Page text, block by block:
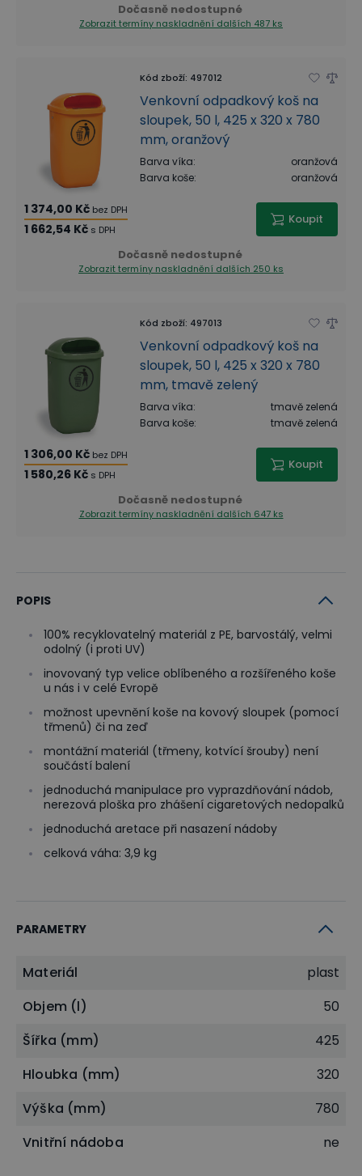
Dočasně nedostupné
Zobrazit termíny naskladnění dalších 487 ks
Kód zboží: 497012
Venkovní odpadkový koš na
sloupek, 50 l, 425 x 320 x 780
mm, oranžový
Barva víka:
oranžová
Barva koše: oranžová
1 374,00 Kč bez DPH
1 662,54 Kč s DPH
Koupit
Dočasně nedostupné
Zobrazit termíny naskladnění dalších 250 ks
Kód zboží: 497013
Venkovní odpadkový koš na
sloupek, 50 l, 425 x 320 x 780
mm, tmavě zelený
Barva víka:
tmavě zelená
Barva koše: tmavě zelená
1 306,00 Kč bez DPH
1 580,26 Kč s DPH
Koupit
Dočasně nedostupné
Zobrazit termíny naskladnění dalších 647 ks
POPIS
100% recyklovatelný materiál z PE, barvostálý, velmi
odolný (i proti UV)
inovovaný typ velice oblíbeného a rozšířeného koše
u nás i v celé Evropě
možnost upevnění koše na kovový sloupek (pomocí
třmenů) či na zeď
montážní materiál (třmeny, kotvící šrouby) není
součástí balení
jednoduchá manipulace pro vyprazdňování nádob,
nerezová ploška pro zhášení cigaretových nedopalků
jednoduchá aretace při nasazení nádoby
celková váha: 3,9 kg
PARAMETRY
Materiál
plast
Objem (l)
50
Šířka (mm)
425
Hloubka (mm)
320
Výška (mm)
780
Vnitřní nádoba
ne